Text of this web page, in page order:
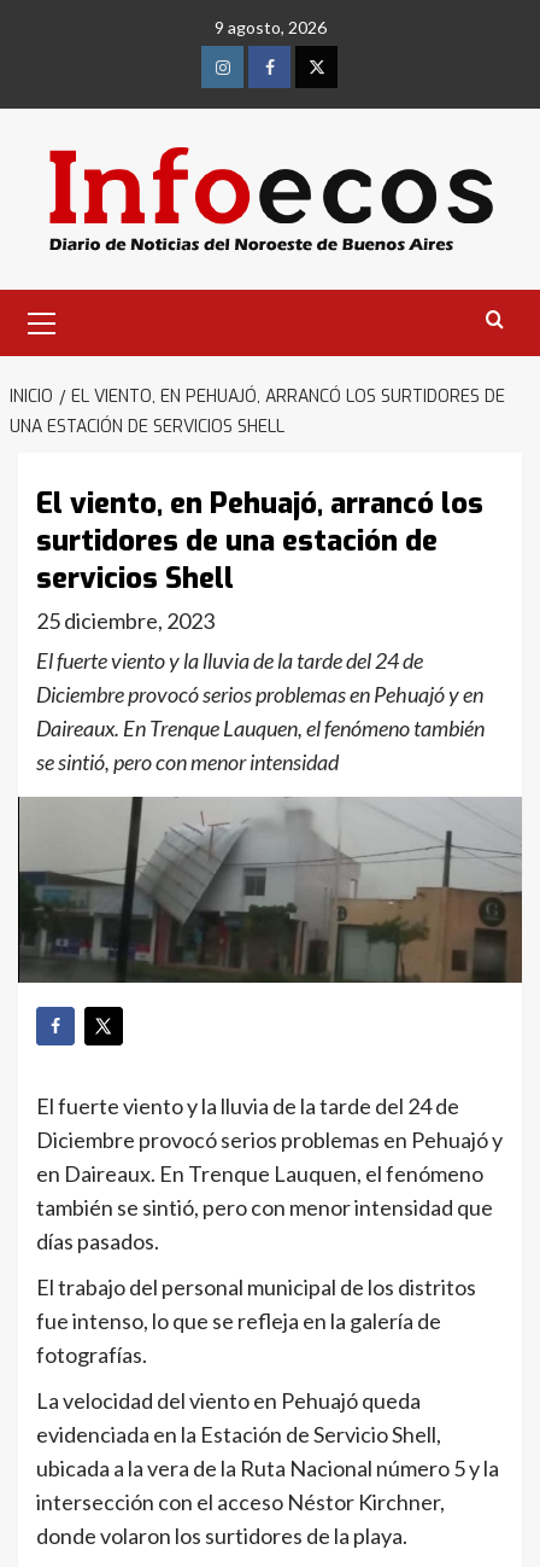
9 agosto, 2026
InstagramFacebookTwitter
primario
INICIO
EL VIENTO, EN PEHUAJÓ, ARRANCÓ LOS SURTIDORES DE
UNA ESTACIÓN DE SERVICIOS SHELL
El viento, en Pehuajó, arrancó los
surtidores de una estación de
servicios Shell
25 diciembre, 2023
El fuerte viento y la lluvia de la tarde del 24 de
Diciembre provocó serios problemas en Pehuajó y en
Daireaux. En Trenque Lauquen, el fenómeno también
se sintió, pero con menor intensidad
El fuerte viento y la lluvia de la tarde del 24 de
Diciembre provocó serios problemas en Pehuajó y
en Daireaux. En Trenque Lauquen, el fenómeno
también se sintió, pero con menor intensidad que
días pasados.
El trabajo del personal municipal de los distritos
fue intenso, lo que se refleja en la galería de
fotografías.
La velocidad del viento en Pehuajó queda
evidenciada en la Estación de Servicio Shell,
ubicada a la vera de la Ruta Nacional número 5 y la
intersección con el acceso Néstor Kirchner,
donde volaron los surtidores de la playa.